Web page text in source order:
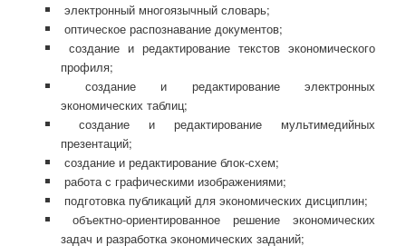
электронный многоязычный словарь;
оптическое распознавание документов;
создание и редактирование текстов экономического
профиля;
создание и редактирование электронных
экономических таблиц;
создание и редактирование мультимедийных
презентаций;
создание и редактирование блок-схем;
работа с графическими изображениями;
подготовка публикаций для экономических дисциплин;
объектно-ориентированное решение экономических
задач и разработка экономических заданий;